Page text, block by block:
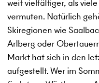
weit vielfältiger, als
vermuten. Natürlich
Skiregionen wie
Arlberg oder
Markt hat sich in den
aufgestellt. Wer im